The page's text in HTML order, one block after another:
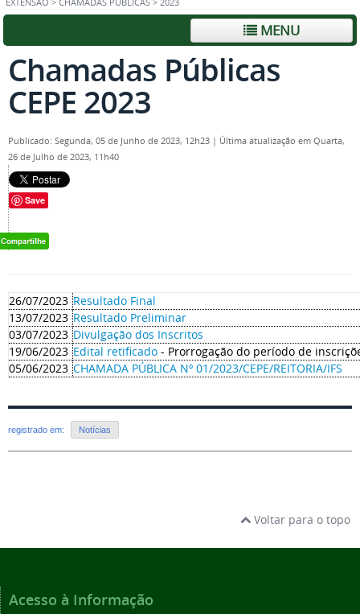
EXTENSÃO > CHAMADAS PÚBLICAS > 2023
MENU
Chamadas Públicas
CEPE 2023
Publicado: Segunda, 05 de Junho de 2023, 12h23 | Última atualização em Quarta,
26 de Julho de 2023, 11h40
Save
26/07/2023 Resultado Final
13/07/2023 Resultado Preliminar
03/07/2023 Divulgação dos Inscritos
19/06/2023 Edital retificado - Prorrogação do período de
05/06/2023 CHAMADA PÚBLICA Nº 01/2023/CEPE/REITORIA/IFS
registrado em: Notícias
Voltar para o topo
Acesso à Informação